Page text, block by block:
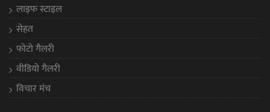
लाइफ स्टाइल
सेहत
फोटो गैलरी
वीडियो गैलरी
विचार मंच